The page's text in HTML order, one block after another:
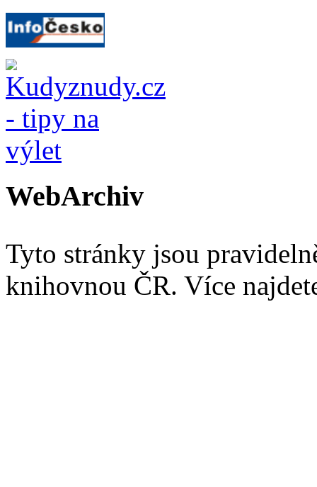
WebArchiv
Tyto stránky jsou
knihovnou ČR. Více